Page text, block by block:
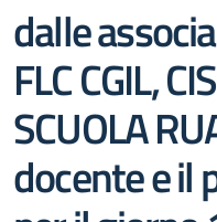
dalle
FLC CGIL,
SCUOLA
docente e il